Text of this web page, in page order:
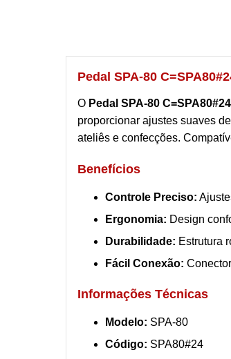
Pedal SPA-80
O Pedal SPA-80 C=SPA80#24
proporcionar ajustes suaves
ateliês e confecções.
Benefícios
Controle Preciso:
Ergonomia: Design
Durabilidade: Estrutura
Fácil Conexão:
Informações Técnicas
Modelo: SPA-80
Código: SPA80#24